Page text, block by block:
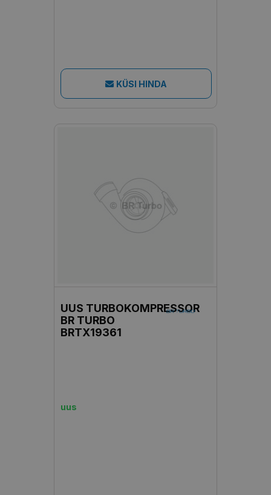
KÜSI HINDA
UUS TURBOKOMPRESSOR
BR TURBO
BRTX19361
uus